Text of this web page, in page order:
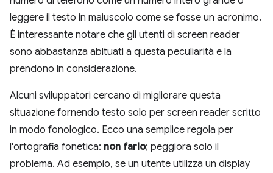
leggere il testo in maiuscolo come se fosse un acronimo.
È interessante notare che gli utenti di screen reader
sono abbastanza abituati a questa peculiarità e la
prendono in considerazione.
Alcuni sviluppatori cercano di migliorare questa
situazione fornendo testo solo per screen reader scritto
in modo fonologico. Ecco una semplice regola per
l'ortografia fonetica: non farlo; peggiora solo il
problema. Ad esempio, se un utente utilizza un display